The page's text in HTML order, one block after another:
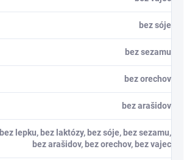
bez sóje
bez sezamu
bez orechov
bez arašidov
bez lepku, bez laktózy, bez sóje, bez sezamu,
bez arašidov, bez orechov, bez vajec